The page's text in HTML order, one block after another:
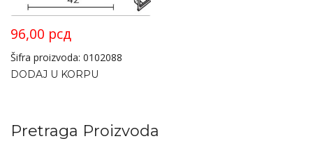
96,00 рсд
Šifra proizvoda: 0102088
DODAJ U KORPU
Pretraga Proizvoda